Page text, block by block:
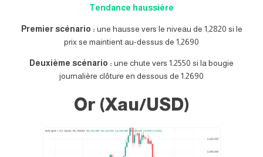
Tendance haussière
Premier scénario : une hausse vers le niveau de 1,2820 si le
prix se maintient au-dessus de 1,2690
Deuxième scénario : une chute vers 1.2550 si la bougie
journalière clôture en dessous de 1.2690
Or (Xau/USD)